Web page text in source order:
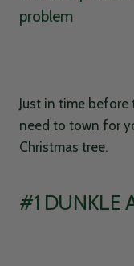
problem
Just in time
need to town for
Christmas tree.
#1 DUNKLE